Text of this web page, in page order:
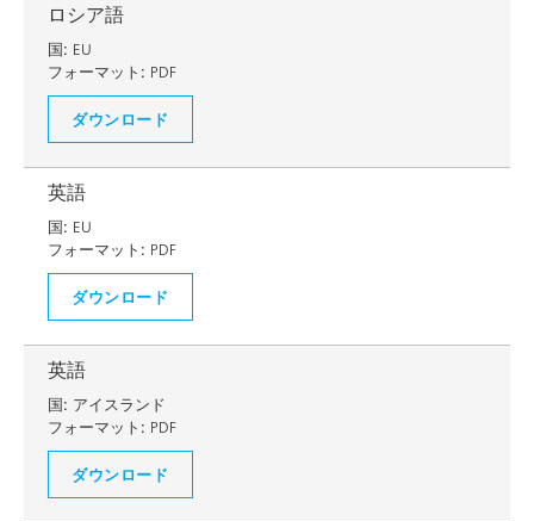
ロシア語
国: EU
フォーマット: PDF
ダウンロード
英語
国: EU
フォーマット: PDF
ダウンロード
英語
国: アイスランド
フォーマット: PDF
ダウンロード